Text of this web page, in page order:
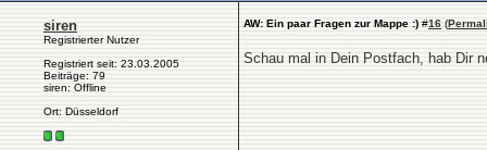
siren
Registrierter Nutzer
Registriert seit: 23.03.2005
Beiträge: 79
siren: Offline
Ort: Düsseldorf
AW: Ein paar Fragen zur Mappe :) #16 (
Schau mal in Dein Postfach, hab Dir